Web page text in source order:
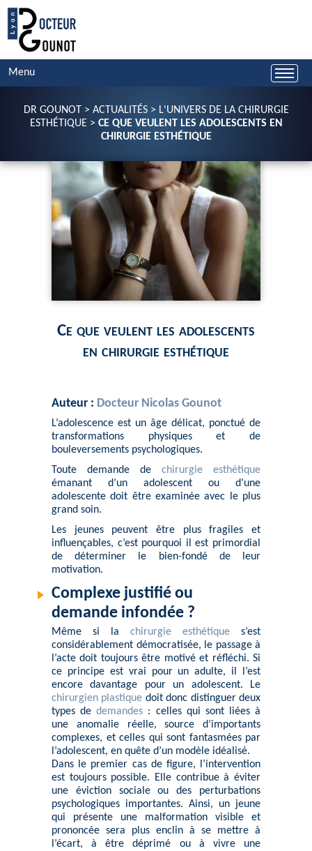
Menu
DR GOUNOT > ACTUALITÉS> L'UNIVERS DE LA CHIRURGIE
ESTHÉTIQUE> CE QUE VEULENT LES ADOLESCENTS EN
CHIRURGIE ESTHÉTIQUE
Ce que veulent les adolescents
en chirurgie esthétique
Auteur : Docteur Nicolas Gounot
L’adolescence est un âge délicat, ponctué de
transformations physiques et de
bouleversements psychologiques.
Toute demande de chirurgie esthétique
émanant d’un adolescent ou d’une
adolescente doit être examinée avec le plus
grand soin.
Les jeunes peuvent être plus fragiles et
influençables, c’est pourquoi il est primordial
de déterminer le bien-fondé de leur
motivation.
Complexe justifié ou
demande infondée ?
Même si la chirurgie esthétique s’est
considérablement démocratisée, le passage à
l’acte doit toujours être motivé et réfléchi. Si
ce principe est vrai pour un adulte, il l’est
encore davantage pour un adolescent. Le
chirurgien plastique doit donc distinguer deux
types dedemandes : celles qui sont liées à
une anomalie réelle, source d’importants
complexes, et celles qui sont fantasmées par
l’adolescent, en quête d’un modèle idéalisé.
Dans le premier cas de figure, l’intervention
est toujours possible. Elle contribue à éviter
une éviction sociale ou des perturbations
psychologiques importantes. Ainsi, un jeune
qui présente une malformation visible et
prononcée sera plus enclin à se mettre à
l’écart, à être déprimé ou à vivre une